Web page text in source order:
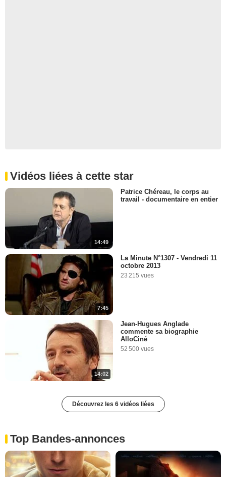
Vidéos liées à cette star
14:49
Patrice Chéreau, le corps au
travail - documentaire en entier
7:45
La Minute N°1307 - Vendredi 11
octobre 2013
23 215 vues
14:02
Jean-Hugues Anglade
commente sa biographie
AlloCiné
52 500 vues
Découvrez les 6 vidéos liées
Top Bandes-annonces